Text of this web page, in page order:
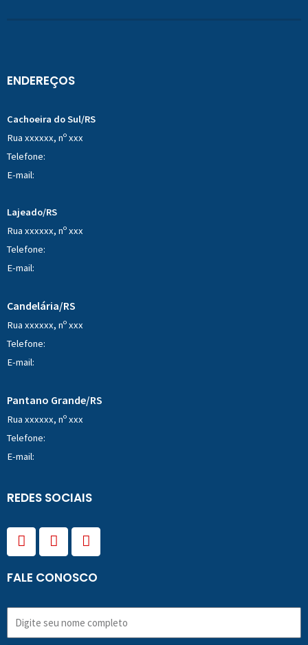
ENDEREÇOS
Cachoeira do Sul/RS
Rua xxxxxx, nº xxx
Telefone:
E-mail:
Lajeado/RS
Rua xxxxxx, nº xxx
Telefone:
E-mail:
Candelária/RS
Rua xxxxxx, nº xxx
Telefone:
E-mail:
Pantano Grande/RS
Rua xxxxxx, nº xxx
Telefone:
E-mail:
REDES SOCIAIS
F
a
c
e
o
o
k
I
n
s
t
g
r
a
Y
o
u
t
b
e
FALE CONOSCO